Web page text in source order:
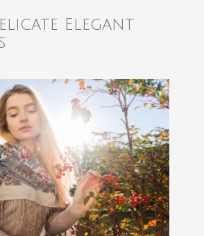
Elegant